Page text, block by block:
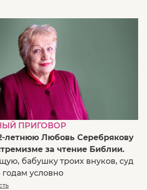
ПРИГОВОР
летнюю Любовь Серебрякову
за чтение Библии.
бабушку троих внуков, суд
условно